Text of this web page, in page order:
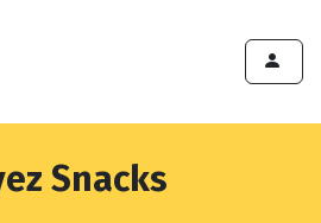
Snacks